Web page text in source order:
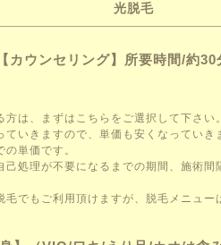
光脱毛
カウンセリング】所要時間/約30
は、まずはこちらをご選択して下さい。
いきますので、単価も安くなっていき
単価です。
己処理が不要になるまでの期間、施術
毛でもご利用頂けますが、脱毛メニュ